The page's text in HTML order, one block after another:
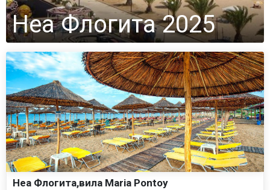
Неа Флогита 2025
Неа Флогита,вила Maria Pontoy